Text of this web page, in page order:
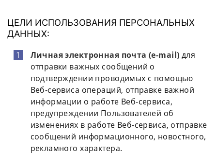
ЦЕЛИ ИСПОЛЬЗОВАНИЯ ПЕРСОНАЛЬНЫХ
ДАННЫХ:
Личная электронная почта (e-mail) для
отправки важных сообщений о
подтверждении проводимых с помощью
Веб-сервиса операций, отправке важной
информации о работе Веб-сервиса,
предупреждении Пользователей об
изменениях в работе Веб-сервиса, отправке
сообщений информационного, новостного,
рекламного характера.